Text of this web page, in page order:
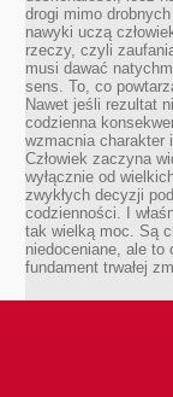
drogi mimo
nawyki uczą
rzeczy, czyli
musi dawać
sens. To, co
Nawet jeśli rezultat
codzienna
wzmacnia charakter
Człowiek zaczyna
wyłącznie od
zwykłych decyzji
codzienności. I
tak wielką moc. Są
niedoceniane, ale to
fundament trwałej